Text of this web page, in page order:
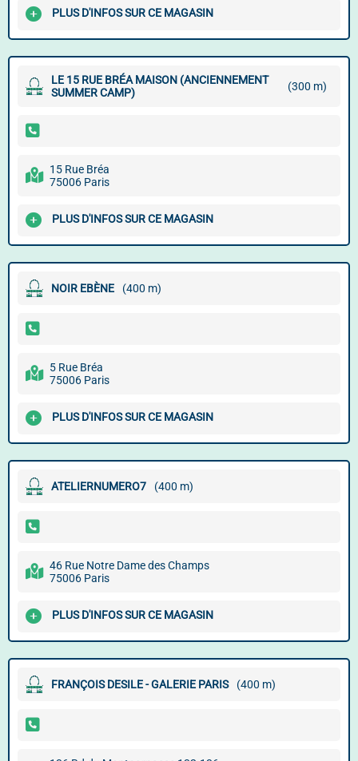
PLUS D'INFOS SUR CE MAGASIN
LE 15 RUE BRÉA MAISON (ANCIENNEMENT
SUMMER CAMP)
(300 m)
15 Rue Bréa
75006 Paris
PLUS D'INFOS SUR CE MAGASIN
NOIR EBÈNE (400 m)
5 Rue Bréa
75006 Paris
PLUS D'INFOS SUR CE MAGASIN
ATELIERNUMERO7 (400 m)
46 Rue Notre Dame des Champs
75006 Paris
PLUS D'INFOS SUR CE MAGASIN
FRANÇOIS DESILE - GALERIE PARIS (400 m)